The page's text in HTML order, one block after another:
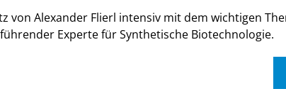
Alexander Flierl intensiv mit dem wichtigen
Experte für Synthetische Biotechnologie.